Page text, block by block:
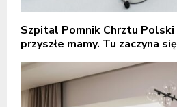
Szpital Pomnik Chrztu Polski
przyszłe mamy. Tu zaczyna